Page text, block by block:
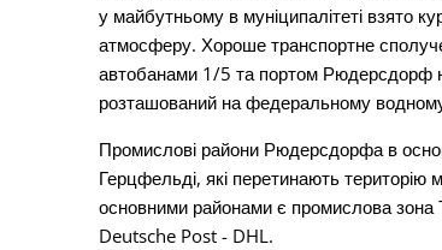
у майбутньому в муніципалітеті взято
атмосферу. Хороше транспортне
автобанами 1/5 та портом Рюдерсдорф
розташований на федеральному
Промислові райони Рюдерсдорфа в
Герцфельді, які перетинають
основними районами є промислова зона
Deutsche Post - DHL.